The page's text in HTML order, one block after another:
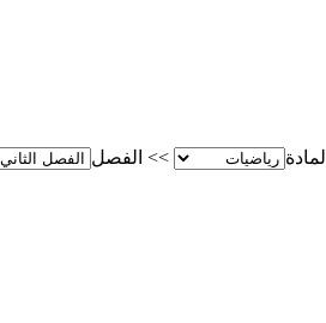
المادة >> الفصل